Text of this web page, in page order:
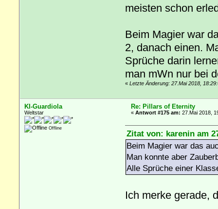
meisten schon
Beim Magier war
2, danach einen.
Sprüche darin
man mWn nur bei
« Letzte Änderung: 27.Mai 2018,
KI-Guardiola
Weltstar
Offline
Re: Pillars of Eternity
«Antwort #175 am: 27.Mai 2018,
Zitat von: karenin am
Beim Magier war das
Man konnte aber
Alle Sprüche einer
Ich merke gerade,